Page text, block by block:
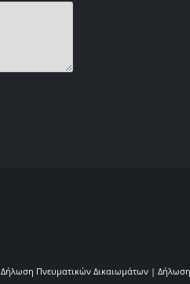
Δήλωση Πνευματικών Δικαιωμάτων |